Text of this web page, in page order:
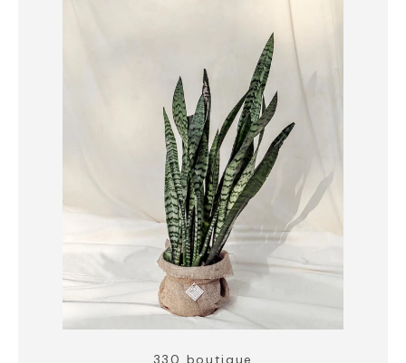
330 boutique